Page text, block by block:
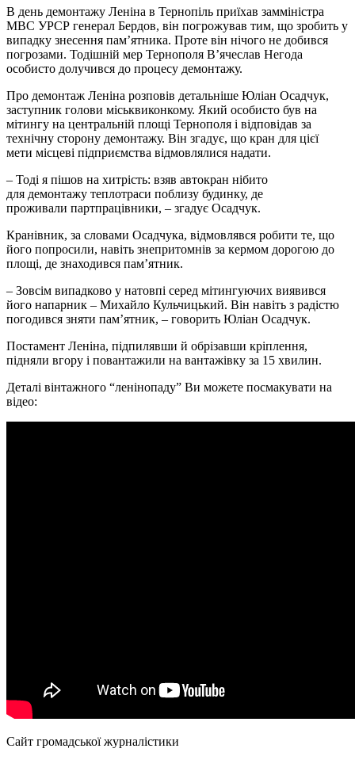
В день демонтажу Леніна в Тернопіль приїхав замміністра
МВС УРСР генерал Бердов, він погрожував тим, що зробить у
випадку знесення пам’ятника. Проте він нічого не добився
погрозами. Тодішній мер Тернополя В’ячеслав Негода
особисто долучився до процесу демонтажу.
Про демонтаж Леніна розповів детальніше Юліан Осадчук,
заступник голови міськвиконкому. Який особисто був на
мітингу на центральній площі Тернополя і відповідав за
технічну сторону демонтажу. Він згадує, що кран для цієї
мети місцеві підприємства відмовлялися надати.
– Тоді я пішов на хитрість: взяв автокран нібито
для демонтажу теплотраси поблизу будинку, де
проживали партпрацівники, – згадує Осадчук.
Кранівник, за словами Осадчука, відмовлявся робити те, що
його попросили, навіть знепритомнів за кермом дорогою до
площі, де знаходився пам’ятник.
– Зовсім випадково у натовпі серед мітингуючих виявився
його напарник – Михайло Кульчицький. Він навіть з радістю
погодився зняти пам’ятник, – говорить Юліан Осадчук.
Постамент Леніна, підпилявши й обрізавши кріплення,
підняли вгору і повантажили на вантажівку за 15 хвилин.
Деталі вінтажного “ленінопаду” Ви можете посмакувати на
відео:
Сайт громадської журналістики